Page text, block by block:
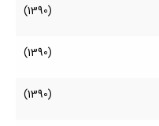
(1390)
(1390)
(1390)